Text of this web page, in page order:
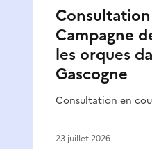
Campagne
les orques
Gascogne
Consultation en
23 juillet 2026